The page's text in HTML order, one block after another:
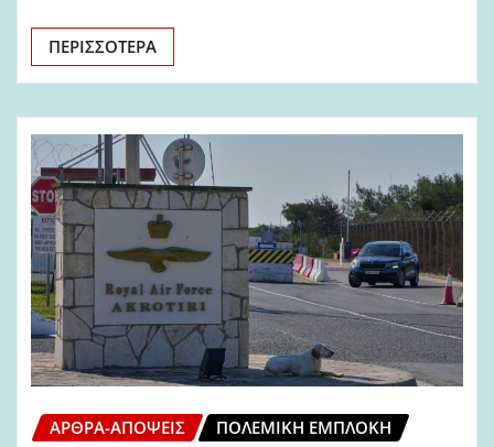
ΠΕΡΙΣΣΌΤΕΡΑ
ΆΡΘΡΑ-ΑΠΌΨΕΙΣ ΠΟΛΕΜΙΚΉ ΕΜΠΛΟΚΉ